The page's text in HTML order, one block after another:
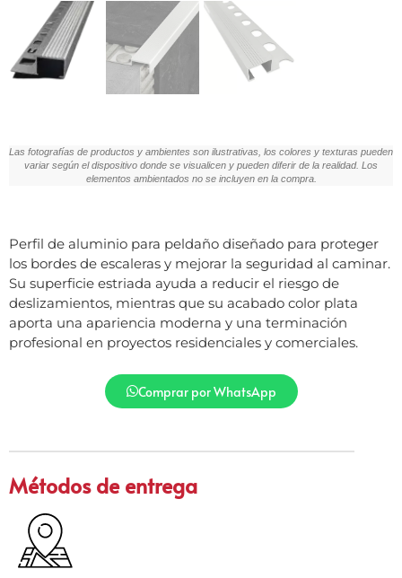
Las fotografías de productos y ambientes son ilustrativas, los colores y texturas pueden
variar según el dispositivo donde se visualicen y pueden diferir de la realidad. Los
elementos ambientados no se incluyen en la compra.
Perfil de aluminio para peldaño diseñado para proteger
los bordes de escaleras y mejorar la seguridad al caminar.
Su superficie estriada ayuda a reducir el riesgo de
deslizamientos, mientras que su acabado color plata
aporta una apariencia moderna y una terminación
profesional en proyectos residenciales y comerciales.
Comprar por WhatsApp
Métodos de entrega